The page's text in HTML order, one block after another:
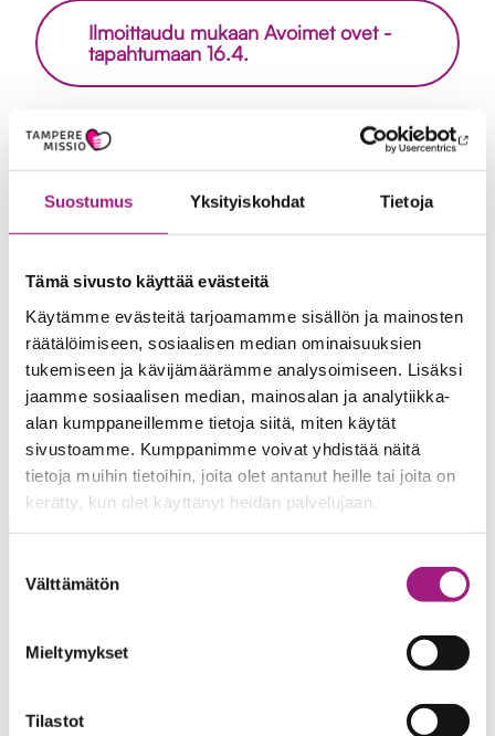
Suostumus Yksityiskohdat Tietoja
Tämä sivusto käyttää evästeitä
Käytämme evästeitä tarjoamamme sisällön ja mainosten
räätälöimiseen, sosiaalisen median ominaisuuksien
tukemiseen ja kävijämäärämme analysoimiseen. Lisäksi
jaamme sosiaalisen median, mainosalan ja analytiikka-
alan kumppaneillemme tietoja siitä, miten käytät
sivustoamme. Kumppanimme voivat yhdistää näitä
tietoja muihin tietoihin, joita olet antanut heille tai joita on
kerätty, kun olet käyttänyt heidän palvelujaan.
valinta
Välttämätön
Mieltymykset
Tilastot
Ilmoittaudu mukaan Avoimet ovet -
tapahtumaan 16.4.